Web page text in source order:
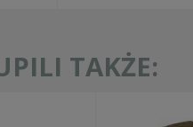
TAKŻE: